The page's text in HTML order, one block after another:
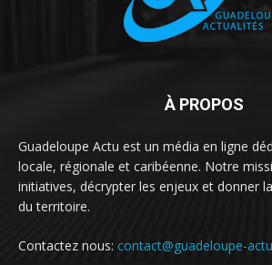
À PROPOS
Guadeloupe Actu est un média en ligne
locale, régionale et caribéenne. Notre
initiatives, décrypter les enjeux et donner
du territoire.
Contactez nous: contact@guadeloupe-